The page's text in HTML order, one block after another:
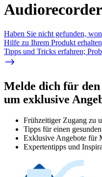
Audiorecorder
Haben Sie nicht gefunden,
Hilfe zu Ihrem Produkt
Tipps und Tricks erfahren;
Melde dich für
um exklusive
Frühzeitiger Zugang zu
Tipps für einen
Exklusive Angebote für
Expertentipps und